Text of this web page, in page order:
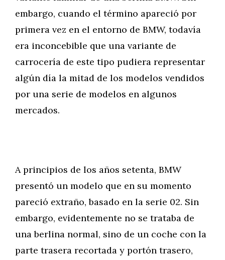
embargo, cuando el término apareció por
primera vez en el entorno de BMW, todavía
era inconcebible que una variante de
carrocería de este tipo pudiera representar
algún día la mitad de los modelos vendidos
por una serie de modelos en algunos
mercados.
A principios de los años setenta, BMW
presentó un modelo que en su momento
pareció extraño, basado en la serie 02. Sin
embargo, evidentemente no se trataba de
una berlina normal, sino de un coche con la
parte trasera recortada y portón trasero,